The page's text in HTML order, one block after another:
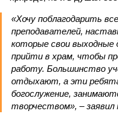
«Хочу поблагодарить
преподавателей,
которые свои
прийти в храм, чтобы
работу. Большинство
отдыхают, а эти
богослужение,
творчеством», –